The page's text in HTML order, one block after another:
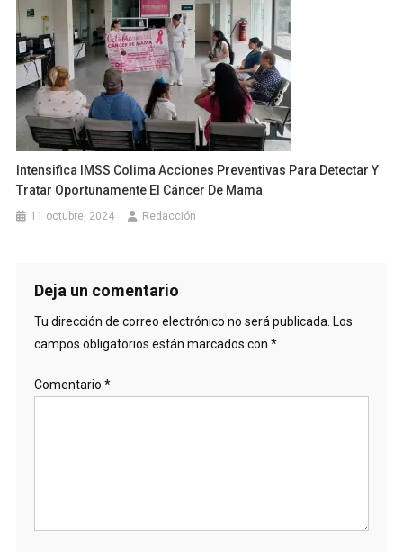
Intensifica IMSS Colima Acciones Preventivas Para Detectar Y
Tratar Oportunamente El Cáncer De Mama
11 octubre, 2024 Redacción
Deja un comentario
Tu dirección de correo electrónico no será publicada. Los
campos obligatorios están marcados con *
Comentario *